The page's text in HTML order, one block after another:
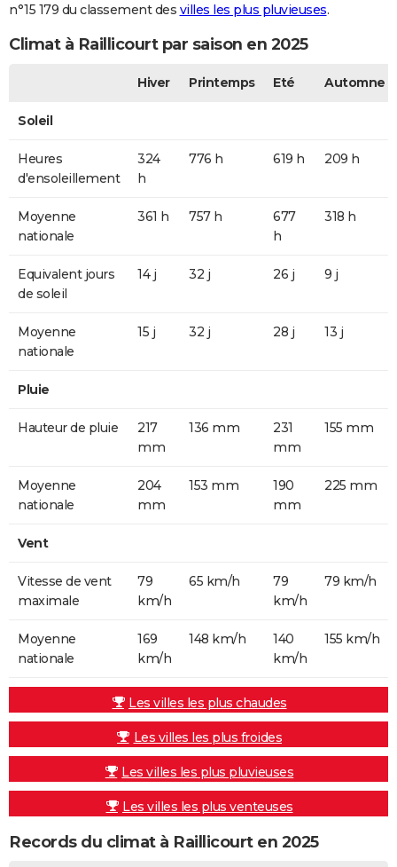
n°15 179 du classement des villes les plus pluvieuses.
Climat à Raillicourt par saison en 2025
Hiver Printemps Eté Automne
Soleil
Heures
d'ensoleillement
324
h
776 h 619 h 209 h
Moyenne
nationale
361 h 757 h
677
h
318 h
Equivalent jours
de soleil
14 j 32 j 26 j 9 j
Moyenne
nationale
15 j 32 j 28 j 13 j
Pluie
Hauteur de pluie
217
mm
136 mm
231
mm
155 mm
Moyenne
nationale
204
mm
153 mm
190
mm
225 mm
Vent
Vitesse de vent
maximale
79
km/h
65 km/h
79
km/h
79 km/h
Moyenne
nationale
169
km/h
148 km/h
140
km/h
155 km/h
Les villes les plus chaudes
Les villes les plus froides
Les villes les plus pluvieuses
Les villes les plus venteuses
Records du climat à Raillicourt en 2025